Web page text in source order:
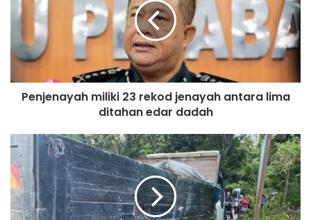
jenayah
antara
lima
ditahan
edar
dadah
Penjenayah miliki 23 rekod jenayah antara lima
ditahan edar dadah
Anggota
tentera,
rakan
maut
motosikal
terperosok